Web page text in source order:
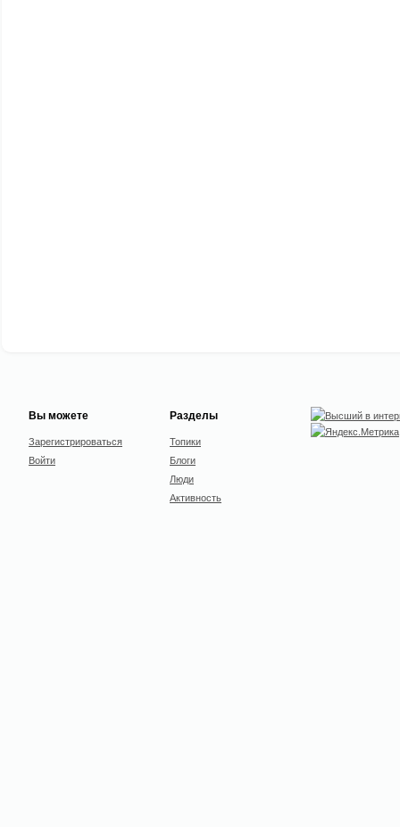
Вы можете
Зарегистрироваться
Войти
Разделы
Топики
Блоги
Люди
Активность